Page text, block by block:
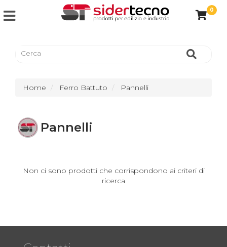
0
Home Ferro Battuto Pannelli
Pannelli
Non ci sono prodotti che corrispondono ai criteri di
ricerca